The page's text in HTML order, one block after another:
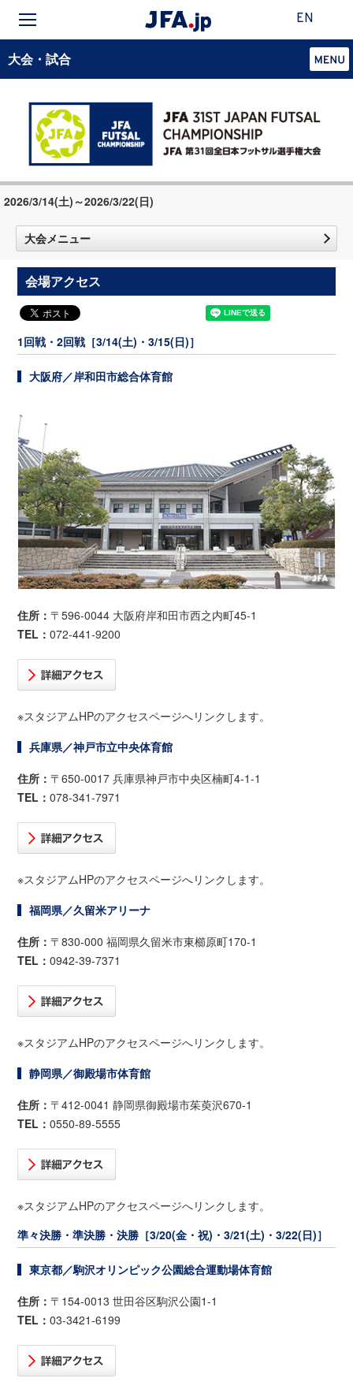
EN
大会・試合
2026/3/14(土)～2026/3/22(日)
大会メニュー
会場アクセス
1回戦・2回戦［3/14(土)・3/15(日)］
大阪府／岸和田市総合体育館
住所： 〒596-0044 大阪府岸和田市西之内町45-1
TEL：072-441-9200
※スタジアムHPのアクセスページへリンクします。
兵庫県／神戸市立中央体育館
住所： 〒650-0017 兵庫県神戸市中央区楠町4-1-1
TEL：078-341-7971
※スタジアムHPのアクセスページへリンクします。
福岡県／久留米アリーナ
住所： 〒830-000 福岡県久留米市東櫛原町170-1
TEL：0942-39-7371
※スタジアムHPのアクセスページへリンクします。
静岡県／御殿場市体育館
住所： 〒412-0041 静岡県御殿場市茱萸沢670-1
TEL：0550-89-5555
※スタジアムHPのアクセスページへリンクします。
準々決勝・準決勝・決勝［3/20(金・祝)・3/21(土)・3/22(日)］
東京都／駒沢オリンピック公園総合運動場体育館
住所： 〒154-0013 世田谷区駒沢公園1-1
TEL：03-3421-6199